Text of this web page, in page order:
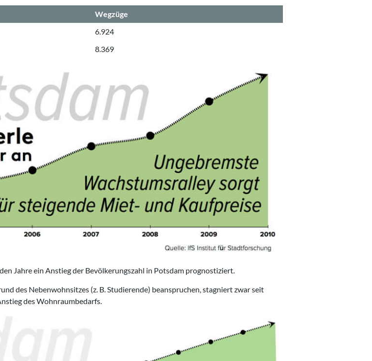
Wegzüge
6.924
8.369
Jahre ein Anstieg der Bevölkerungszahl in Potsdam prognostiziert.
des Nebenwohnsitzes (z. B. Studierende) beanspruchen, stagniert zwar seit
des Wohnraumbedarfs.